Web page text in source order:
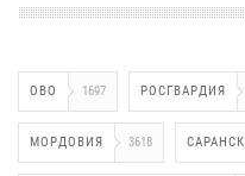
ОВО 1697 РОСГВАРДИЯ
МОРДОВИЯ 3618 САРАНСК